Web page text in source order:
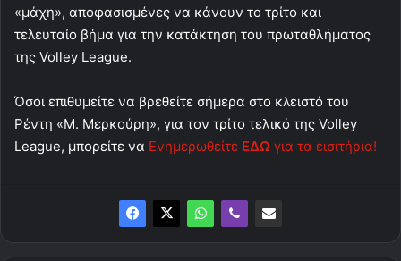
«μάχη», αποφασισμένες να κάνουν το τρίτο και
τελευταίο βήμα για την κατάκτηση του πρωταθλήματος
της Volley League.
Όσοι επιθυμείτε να βρεθείτε σήμερα στο κλειστό του
Ρέντη «Μ. Μερκούρη», για τον τρίτο τελικό της Volley
League, μπορείτε να Ενημερωθείτε ΕΔΩ για τα εισιτήρια!